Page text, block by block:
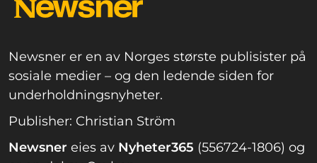
Newsner er en av Norges største publisister på
sosiale medier – og den ledende siden for
underholdningsnyheter.
Publisher: Christian Ström
Newsner eies av Nyheter365 (556724-1806) og